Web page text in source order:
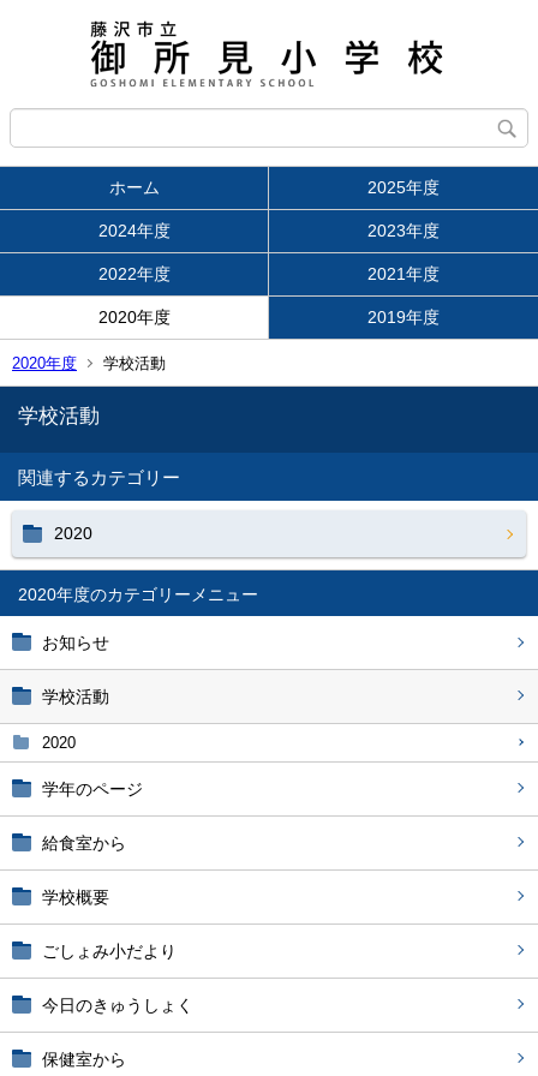
ホーム 2025年度
2024年度 2023年度
2022年度 2021年度
2020年度 2019年度
2020年度 学校活動
2020年度
お知らせ
学校活動
2020
学年のページ
給食室から
学校概要
ごしょみ小だより
今日のきゅうしょく
保健室から
学校活動
関連するカテゴリー
2020